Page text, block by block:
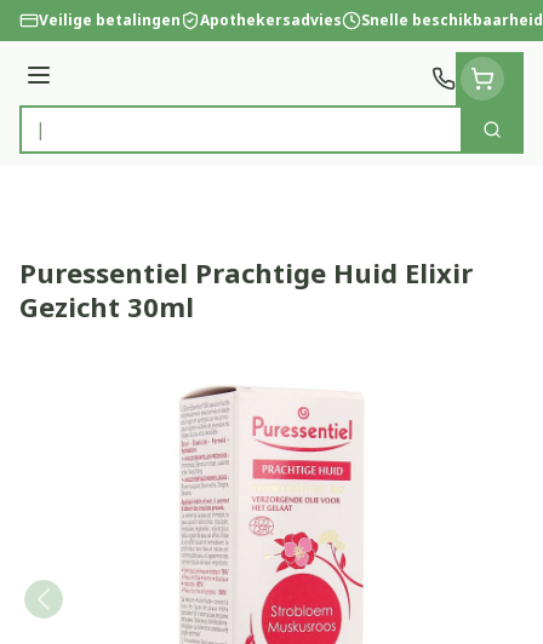
Ga naar de inhoud
Veilige betalingen Apothekersadvies Snelle beschikbaarheid
Menu
Product, merk, categorie...
Zoek
Puressentiel Prachtige Huid Elixir
Gezicht 30ml